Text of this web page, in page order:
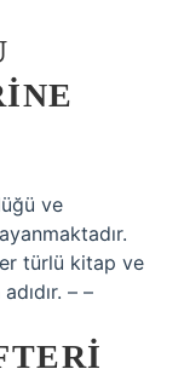
ve
türlü kitap ve
– –